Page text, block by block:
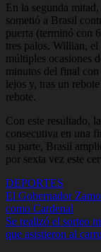
En la segunda
sometió a Brasil
puerta (terminó con
tres palos. Willian,
múltiples ocasiones
minutos del final
lejos y, tras un
rebote.
Con este resultado,
consecutiva en una
su parte, Brasil
por sexta vez este
DEPORTES
Navegación
de
entradas
El Gobernador
como Cardenal
Se realizó el sorteo
que asistieron al